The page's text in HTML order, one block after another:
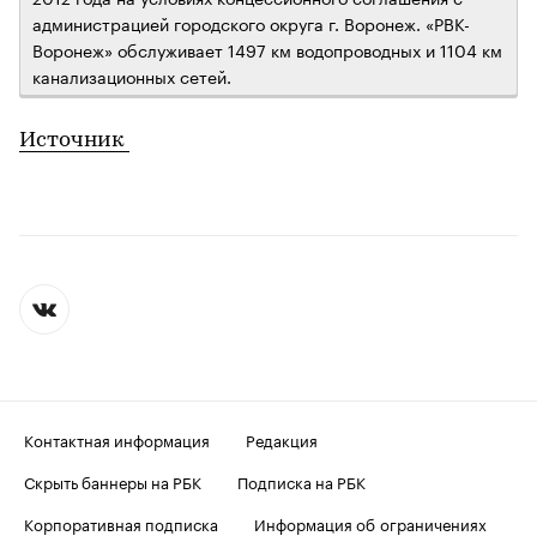
администрацией городского округа г. Воронеж. «РВК-
Воронеж» обслуживает 1497 км водопроводных и 1104 км
канализационных сетей.
Источник
Контактная информация
Редакция
Скрыть баннеры на РБК
Подписка на РБК
Корпоративная подписка
Информация об ограничениях